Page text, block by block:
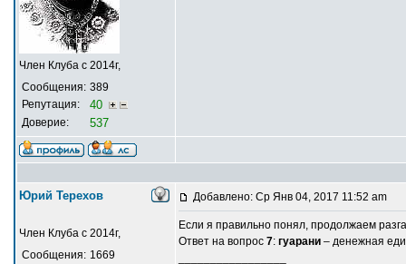
Член Клуба с 2014г,
Сообщения: 389
Репутация:
40
Доверие: 537
Юрий Терехов
Член Клуба с 2014г,
Сообщения: 1669
Добавлено: Ср Янв 04, 2017 11:52 am
Если я правильно понял, продолжаем
Ответ на вопрос 7: гуарани – денежная